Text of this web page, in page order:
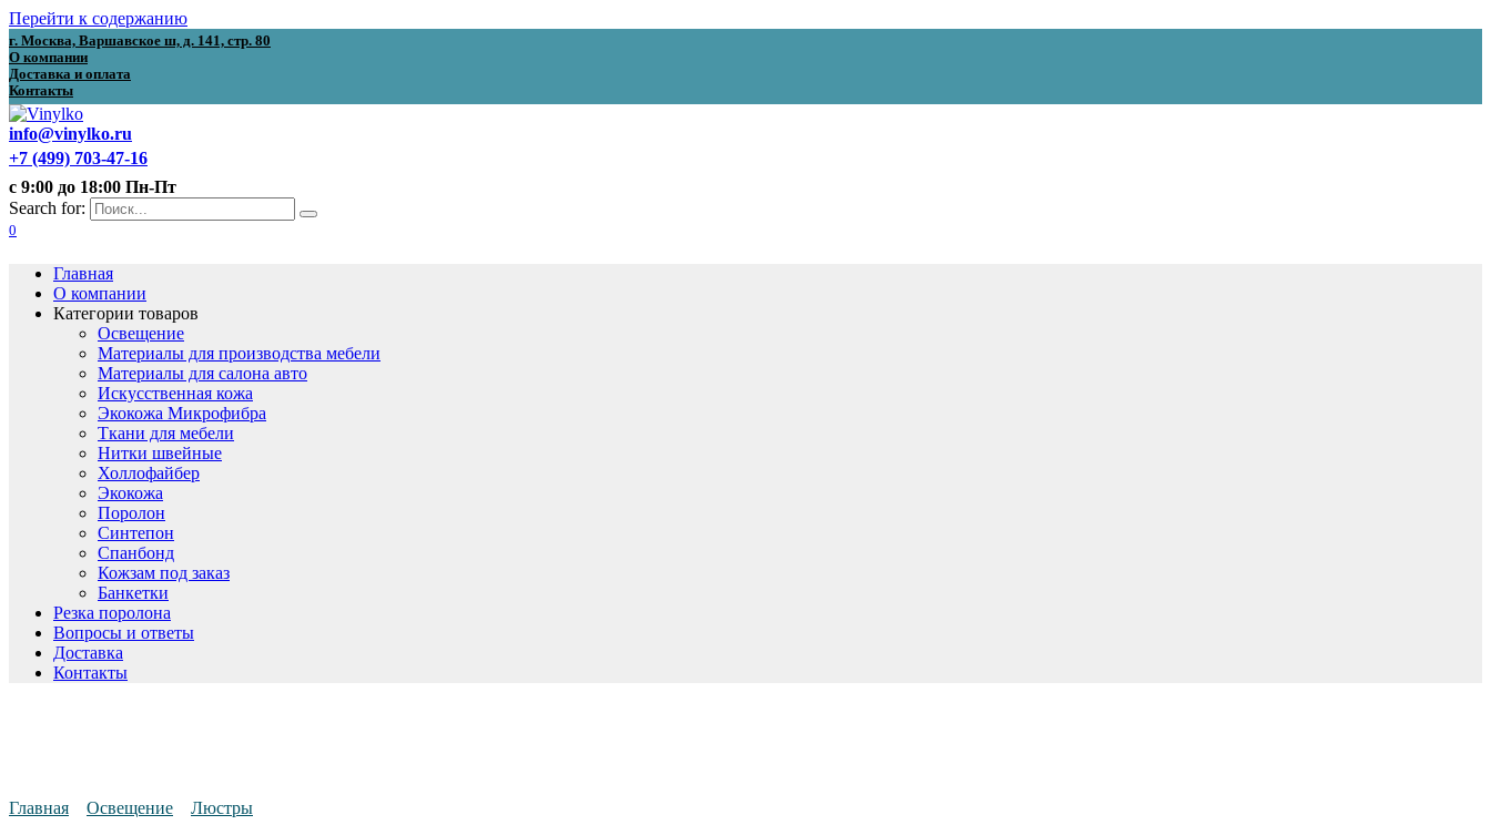
Перейти к содержанию
г. Москва, Варшавское ш, д. 141, стр. 80
О компании
Доставка и оплата
Контакты
info@vinylko.ru
+7 (499) 703-47-16
с 9:00 до 18:00 Пн-Пт
Search for:
0
Главная
О компании
Категории товаров
Освещение
Материалы для производства мебели
Материалы для салона авто
Искусственная кожа
Экокожа Микрофибра
Ткани для мебели
Нитки швейные
Холлофайбер
Экокожа
Поролон
Синтепон
Спанбонд
Кожзам под заказ
Банкетки
Резка поролона
Вопросы и ответы
Доставка
Контакты
Главная Освещение Люстры